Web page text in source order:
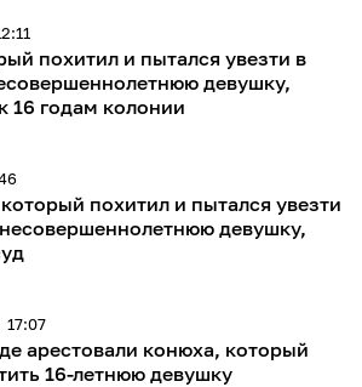
похитил и пытался увезти в
девушку,
16 годам колонии
похитил и пытался увезти
девушку,
арестовали конюха, который
16-летнюю девушку
17:07